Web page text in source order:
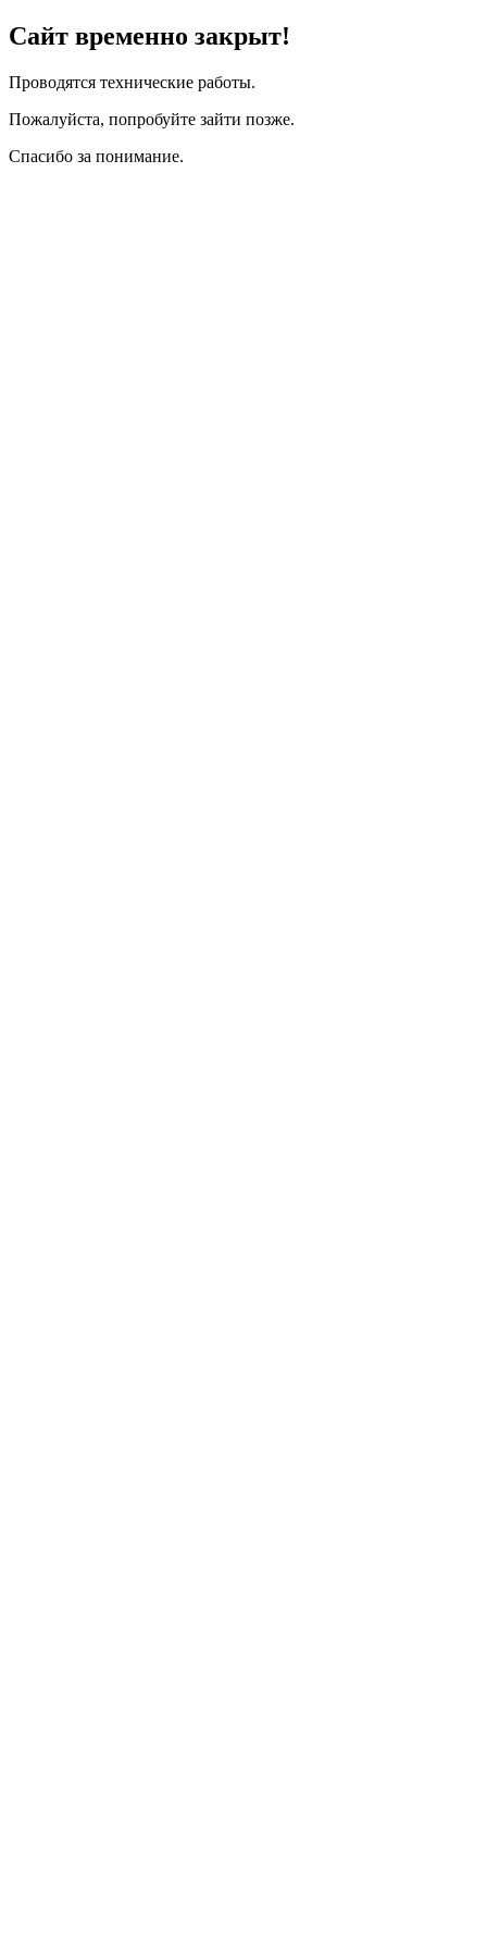
Сайт временно закрыт!
Проводятся технические работы.
Пожалуйста, попробуйте зайти позже.
Спасибо за понимание.